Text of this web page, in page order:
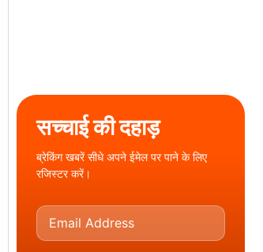
सच्चाई की दहाड़
ब्रेकिंग खबरें सीधे अपने ईमेल पर पाने के लिए
रजिस्टर करें।